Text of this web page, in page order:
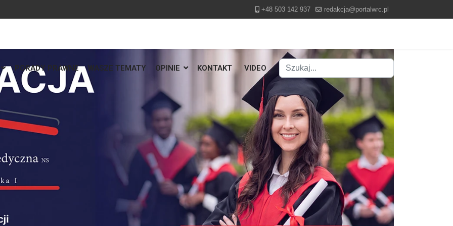
+48 503 142 937 redakcja@portalwrc.pl
PORADY PRAWNE WASZE TEMATY OPINIE KONTAKT VIDEO
Szukaj
Type 2 or more characters for results.